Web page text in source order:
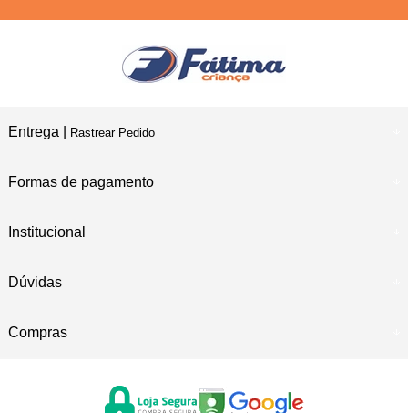
Entrega | Rastrear Pedido
Formas de pagamento
Institucional
Dúvidas
Compras